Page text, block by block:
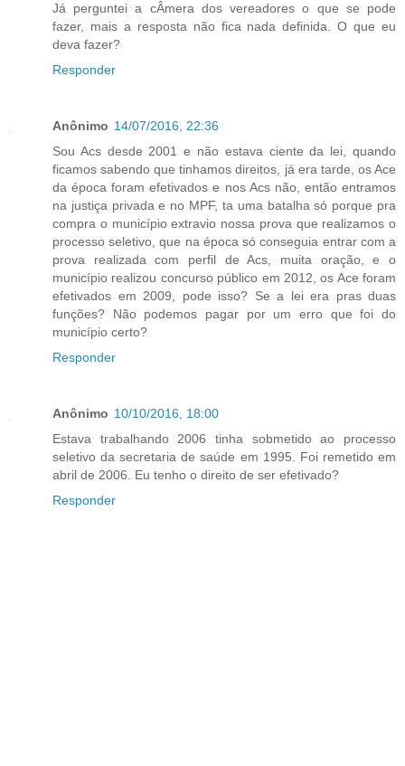
Já perguntei a cÂmera dos vereadores o que se pode
fazer, mais a resposta não fica nada definida. O que eu
deva fazer?
Responder
Anônimo 14/07/2016, 22:36
Sou Acs desde 2001 e não estava ciente da lei, quando
ficamos sabendo que tinhamos direitos, já era tarde, os Ace
da época foram efetivados e nos Acs não, então entramos
na justiça privada e no MPF, ta uma batalha só porque pra
compra o município extravio nossa prova que realizamos o
processo seletivo, que na época só conseguia entrar com a
prova realizada com perfil de Acs, muita oração, e o
município realizou concurso público em 2012, os Ace foram
efetivados em 2009, pode isso? Se a lei era pras duas
funções? Não podemos pagar por um erro que foi do
município certo?
Responder
Anônimo 10/10/2016, 18:00
Estava trabalhando 2006 tinha sobmetido ao processo
seletivo da secretaria de saúde em 1995. Foi remetido em
abril de 2006. Eu tenho o direito de ser efetivado?
Responder